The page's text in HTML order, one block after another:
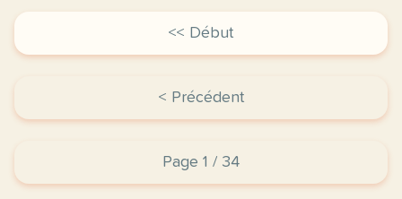
<< Début
< Précédent
Page 1 / 34